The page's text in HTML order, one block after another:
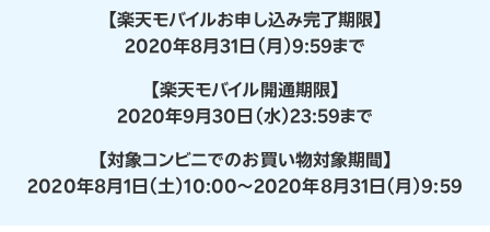
【楽天モバイルお申し込み完了期限】
2020年8月31日（月）9:59まで
【楽天モバイル開通期限】
2020年9月30日（水）23:59まで
【対象コンビニでのお買い物対象期間】
2020年8月1日（土）10:00〜2020年8月31日（月）9:59